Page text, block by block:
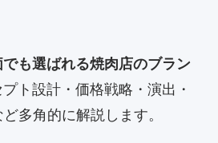
も選ばれる焼肉店のブラン
ト設計・価格戦略・演出・
多角的に解説します。